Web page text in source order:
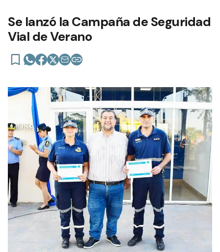
Se lanzó la Campaña de Seguridad
Vial de Verano